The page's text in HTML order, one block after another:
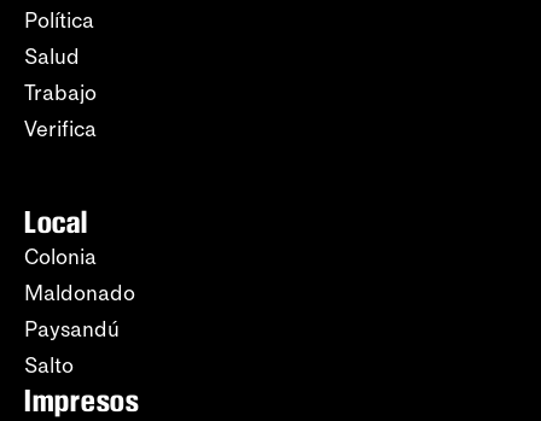
Política
Salud
Trabajo
Verifica
Local
Colonia
Maldonado
Paysandú
Salto
Impresos